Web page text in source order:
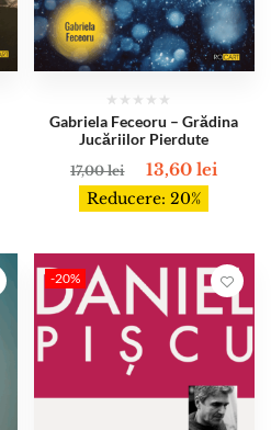
Gabriela Feceoru – Grădina
Jucăriilor Pierdute
17,00lei 13,60lei
Reducere: 20%
-20%